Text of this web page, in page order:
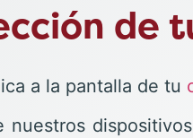
de
a la pantalla de tu
nuestros